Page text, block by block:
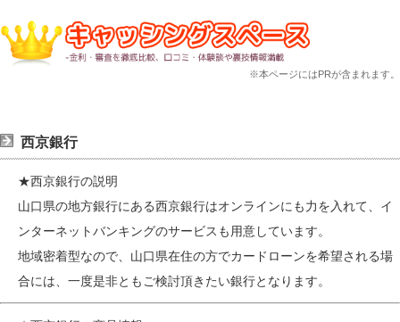
※本ページにはPRが含まれます。
西京銀行
★西京銀行の説明
山口県の地方銀行にある西京銀行はオンラインにも力を入れて、イ
ンターネットバンキングのサービスも用意しています。
地域密着型なので、山口県在住の方でカードローンを希望される場
合には、一度是非ともご検討頂きたい銀行となります。